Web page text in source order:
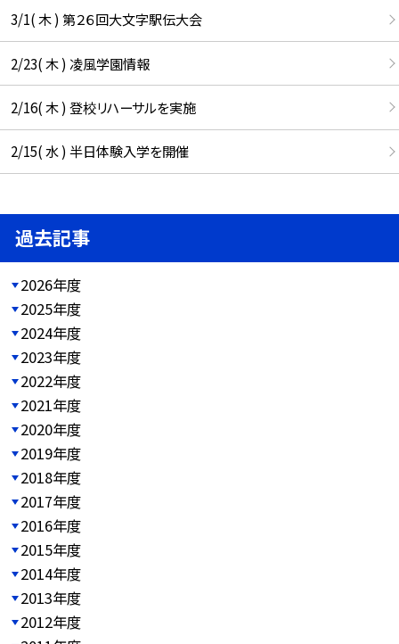
3/1( 木 ) 第２６回大文字駅伝大会
2/23( 木 ) 凌風学園情報
2/16( 木 ) 登校リハーサルを実施
2/15( 水 ) 半日体験入学を開催
過去記事
2026年度
2025年度
2024年度
2023年度
2022年度
2021年度
2020年度
2019年度
2018年度
2017年度
2016年度
2015年度
2014年度
2013年度
2012年度